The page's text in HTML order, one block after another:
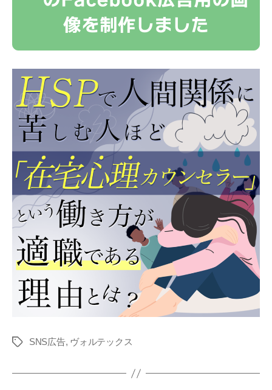
像を制作しました
タ
SNS広告, ヴォルテックス